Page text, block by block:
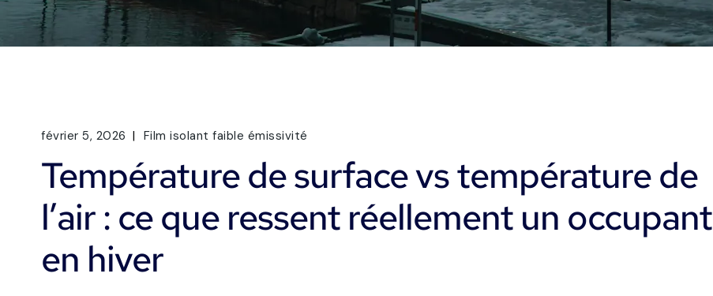
février 5, 2026 Film isolant faible émissivité
Température de surface vs température de
l’air : ce que ressent réellement un occupant
en hiver